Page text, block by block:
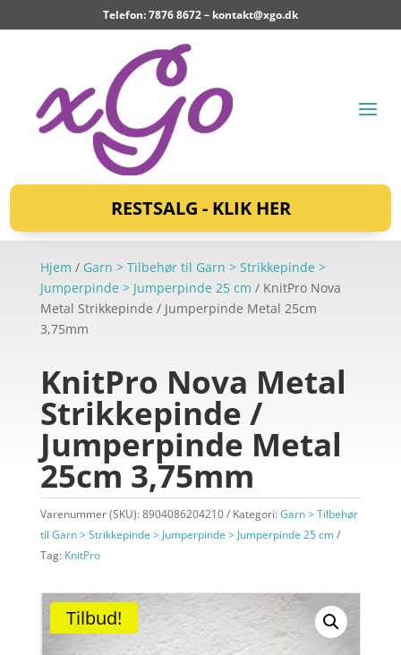
Telefon: 7876 8672 – kontakt@xgo.dk
RESTSALG - KLIK HER
Hjem / Garn > Tilbehør til Garn > Strikkepinde >
Jumperpinde > Jumperpinde 25 cm / KnitPro Nova
Metal Strikkepinde / Jumperpinde Metal 25cm
3,75mm
KnitPro Nova Metal
Strikkepinde /
Jumperpinde Metal
25cm 3,75mm
Varenummer (SKU):8904086204210 Kategori:Garn > Tilbehør
til Garn > Strikkepinde > Jumperpinde > Jumperpinde 25 cm
Tag: KnitPro
Tilbud!